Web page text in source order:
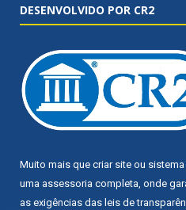
DESENVOLVIDO POR CR2
Muito mais que criar site ou
uma assessoria completa, onde
as exigências das leis de